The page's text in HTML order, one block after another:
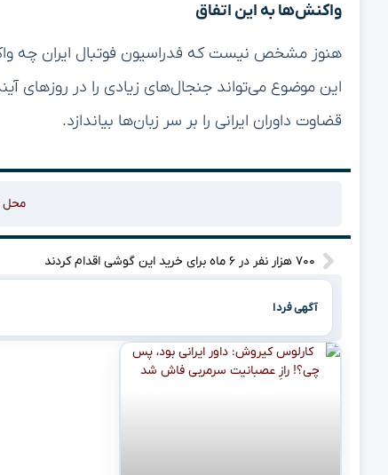
واکنش‌ها به این اتفاق
هنوز مشخص نیست که فدراسیون فوتبال ایران چه
این موضوع می‌تواند جنجال‌های زیادی را در روزهای
قضاوت داوران ایرانی را بر سر زبان‌ها بیاندازد.
محل
۷۰۰ هزار نفر در ۶ ماه برای خرید این گوشی اقدام کردند
آگهی فردا